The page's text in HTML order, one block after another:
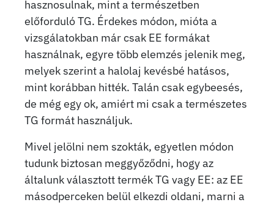
hasznosulnak, mint a természetben
előforduló TG. Érdekes módon, mióta a
vizsgálatokban már csak EE formákat
használnak, egyre több elemzés jelenik meg,
melyek szerint a halolaj kevésbé hatásos,
mint korábban hitték. Talán csak egybeesés,
de még egy ok, amiért mi csak a természetes
TG formát használjuk.
Mivel jelölni nem szokták, egyetlen módon
tudunk biztosan meggyőződni, hogy az
általunk választott termék TG vagy EE: az EE
másodperceken belül elkezdi oldani, marni a